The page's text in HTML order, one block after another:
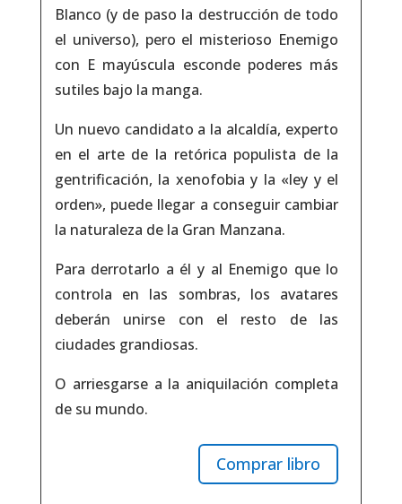
Blanco (y de paso la destrucción de todo
el universo), pero el misterioso Enemigo
con E mayúscula esconde poderes más
sutiles bajo la manga.
Un nuevo candidato a la alcaldía, experto
en el arte de la retórica populista de la
gentrificación, la xenofobia y la «ley y el
orden», puede llegar a conseguir cambiar
la naturaleza de la Gran Manzana.
Para derrotarlo a él y al Enemigo que lo
controla en las sombras, los avatares
deberán unirse con el resto de las
ciudades grandiosas.
O arriesgarse a la aniquilación completa
de su mundo.
Comprar libro